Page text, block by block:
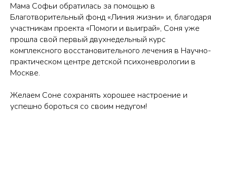
Мама Софьи обратилась за помощью в
Благотворительный фонд «Линия жизни» и, благодаря
участникам проекта «Помоги и выиграй», Соня уже
прошла свой первый двухнедельный курс
комплексного восстановительного лечения в Научно-
практическом центре детской психоневрологии в
Москве.
Желаем Соне сохранять хорошее настроение и
успешно бороться со своим недугом!